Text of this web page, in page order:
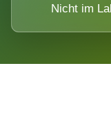
Nicht im